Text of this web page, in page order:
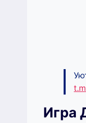
Игра